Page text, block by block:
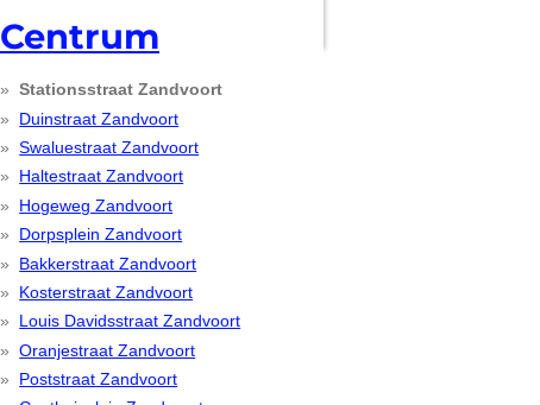
Centrum
Stationsstraat Zandvoort
Duinstraat Zandvoort
Swaluestraat Zandvoort
Haltestraat Zandvoort
Hogeweg Zandvoort
Dorpsplein Zandvoort
Bakkerstraat Zandvoort
Kosterstraat Zandvoort
Louis Davidsstraat Zandvoort
Oranjestraat Zandvoort
Poststraat Zandvoort